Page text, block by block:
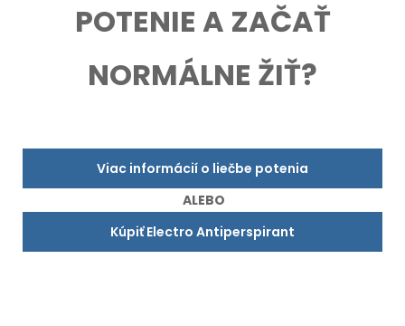
POTENIE A ZAČAŤ
NORMÁLNE ŽIŤ?
Viac informácií o liečbe potenia
ALEBO
Kúpiť Electro Antiperspirant